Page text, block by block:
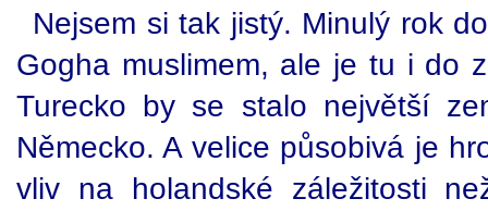
Nejsem si tak jistý. Minulý rok
Gogha muslimem, ale je tu i do
Turecko by se stalo největší
Německo. A velice působivá je
vliv na holandské záležitosti